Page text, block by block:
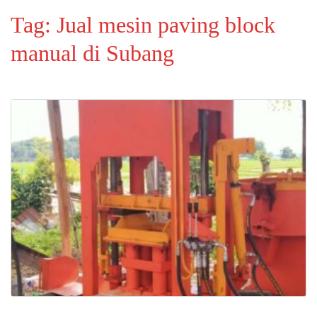
Tag: Jual mesin paving block
manual di Subang